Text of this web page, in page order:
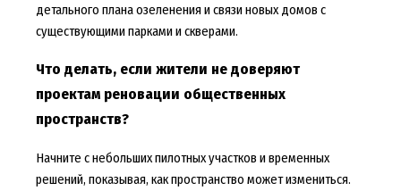
детального плана озеленения и связи новых домов с
существующими парками и скверами.
Что делать, если жители не доверяют
проектам реновации общественных
пространств?
Начните с небольших пилотных участков и временных
решений, показывая, как пространство может измениться.